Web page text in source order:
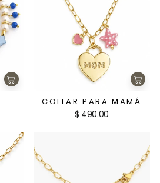
Agregar
COLLAR PARA MAMÁ
$ 490.00